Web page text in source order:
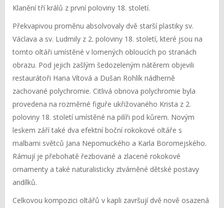
Klanění tří králů z první poloviny 18. století.
Překvapivou proměnu absolvovaly dvě starší plastiky sv.
Václava a sv. Ludmily z 2. poloviny 18. století, které jsou na
tomto oltáři umístěné v lomených obloucích po stranách
obrazu. Pod jejich zašlým šedozeleným nátěrem objevili
restaurátoři Hana Vítová a Dušan Rohlík nádherně
zachované polychromie. Citlivá obnova polychromie byla
provedena na rozměrné figuře ukřižovaného Krista z 2.
poloviny 18. století umístěné na pilíři pod kůrem. Novým
leskem září také dva efektní boční rokokové oltáře s
malbami světců Jana Nepomuckého a Karla Boromejského.
Rámují je přebohatě řezbované a zlacené rokokové
ornamenty a také naturalisticky ztvárněné dětské postavy
andílků.
Celkovou kompozici oltářů v kapli završují dvě nově osazená